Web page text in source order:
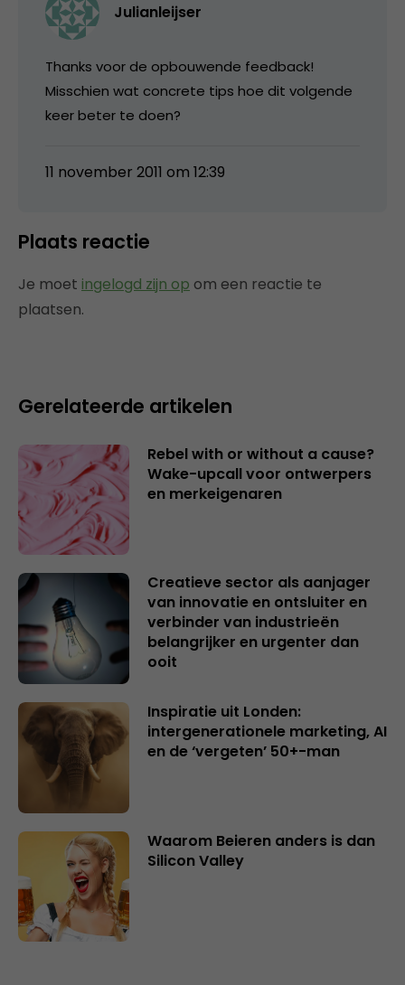
Julianleijser
Thanks voor de opbouwende feedback!
Misschien wat concrete tips hoe dit volgende
keer beter te doen?
11 november 2011 om 12:39
Plaats reactie
Je moet ingelogd zijn op om een reactie te
plaatsen.
Gerelateerde artikelen
Rebel with or without a cause?
Wake-upcall voor ontwerpers
en merkeigenaren
Creatieve sector als aanjager
van innovatie en ontsluiter en
verbinder van industrieën
belangrijker en urgenter dan
ooit
Inspiratie uit Londen:
intergenerationele marketing, AI
en de ‘vergeten’ 50+-man
Waarom Beieren anders is dan
Silicon Valley